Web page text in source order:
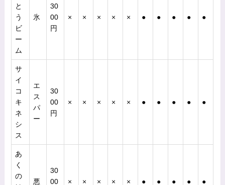
と
う
ビ
ー
ム
氷
30
00
円
× × × × × ● ● ● ● ●
サ
イ
コ
キ
ネ
シ
ス
エ
ス
パ
ー
30
00
円
× × × × × ● ● ● ● ●
あ
く
の
悪
30
00
× × × × × ● ● ● ● ●